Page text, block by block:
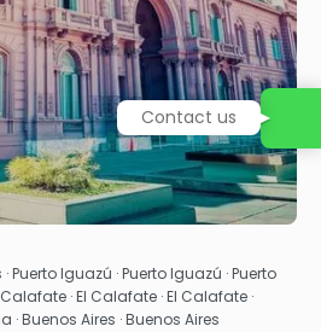
Puerto Iguazú · Puerto Iguazú · Puerto
· El Calafate · El Calafate ·
· Buenos Aires · Buenos Aires
Contact us